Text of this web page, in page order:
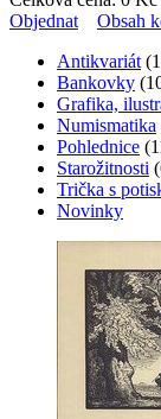
Objednat
Obsah
Antikvariát
Bankovky
Grafika,
Numismatika
Pohlednice
Starožitnosti
Trička s
Novinky